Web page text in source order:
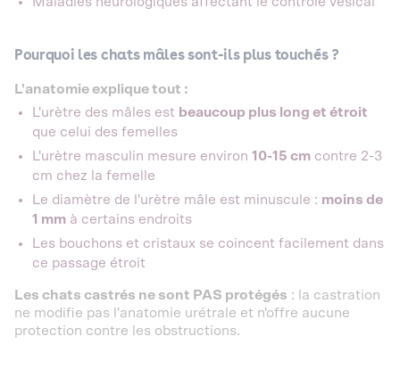
Pourquoi les chats mâles sont-ils plus touchés ?
L'anatomie explique tout :
L'urètre des mâles est beaucoup plus long et étroit
que celui des femelles
L'urètre masculin mesure environ 10-15 cm contre 2-3
cm chez la femelle
Le diamètre de l'urètre mâle est minuscule : moins de
1 mm à certains endroits
Les bouchons et cristaux se coincent facilement dans
ce passage étroit
Les chats castrés ne sont PAS protégés : la castration
ne modifie pas l'anatomie urétrale et n'offre aucune
protection contre les obstructions.